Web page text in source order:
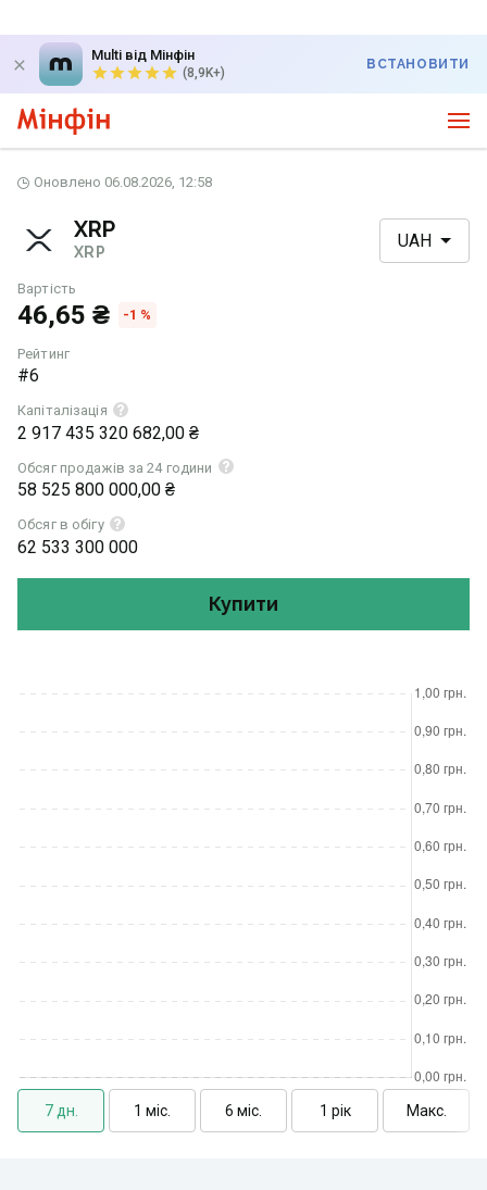
Multi від Мінфін
(8,9K+)
ВСТАНОВИТИ
Оновлено 06.08.2026, 12:58
XRP
XRP
UAH
Вартість
46,65 ₴ -1 %
Рейтинг
#6
Капіталізація
2 917 435 320 682,00 ₴
Обсяг продажів за 24 години
58 525 800 000,00 ₴
Обсяг в обігу
62 533 300 000
Купити
7 дн. 1 міс. 6 міс. 1 рік Макс.